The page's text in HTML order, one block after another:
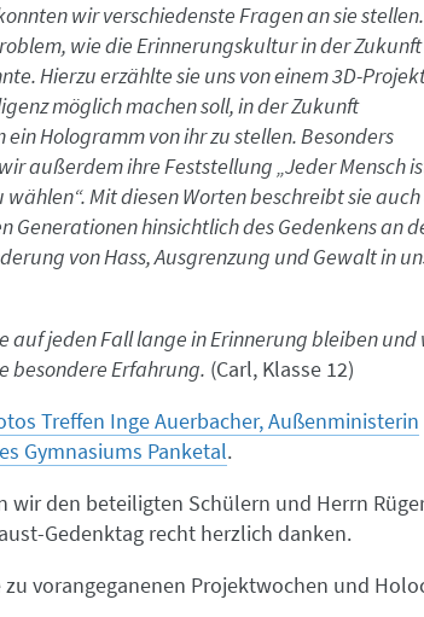
wir verschiedenste Fragen an sie
wie die Erinnerungskultur in der Zukunft
Hierzu erzählte sie uns von einem 3D-
möglich machen soll, in der Zukunft
Hologramm von ihr zu stellen. Besonders
außerdem ihre Feststellung „Jeder Mensch
wählen“. Mit diesen Worten beschreibt sie
Generationen hinsichtlich des Gedenkens an
von Hass, Ausgrenzung und Gewalt in
auf jeden Fall lange in Erinnerung bleiben und
besondere Erfahrung. (Carl, Klasse 12)
Treffen Inge Auerbacher, Außenministerin
Gymnasiums Panketal.
wir den beteiligten Schülern und Herrn
Gedenktag recht herzlich danken.
vorangeganenen Projektwochen und